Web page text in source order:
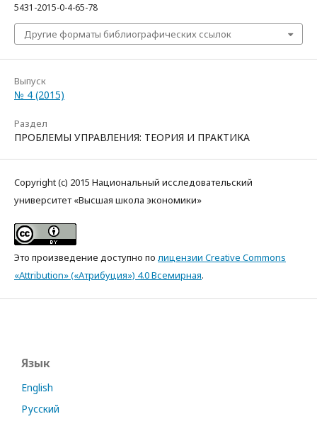
5431-2015-0-4-65-78
Другие форматы библиографических ссылок
Выпуск
№ 4 (2015)
Раздел
ПРОБЛЕМЫ УПРАВЛЕНИЯ: ТЕОРИЯ И ПРАКТИКА
Copyright (c) 2015 Национальный исследовательский
университет «Высшая школа экономики»
Это произведение доступно по лицензии Creative Commons
«Attribution» («Атрибуция») 4.0 Всемирная.
Язык
English
Русский